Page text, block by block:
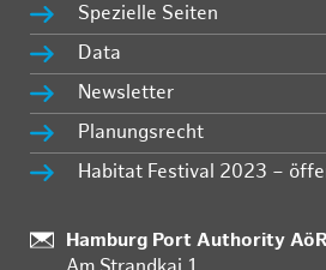
Spezielle Seiten
Data
Newsletter
Planungsrecht
Habitat Festival 2023 –
:
Hamburg Port Authority AöR